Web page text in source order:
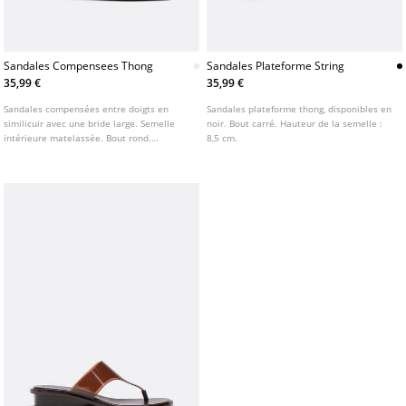
Sandales Compensees Thong
35,99 €
Sandales compensées entre doigts en
similicuir avec une bride large. Semelle
intérieure matelassée. Bout rond.
Sandales Plateforme String
35,99 €
Sandales plateforme thong, disponibles en
noir. Bout carré. Hauteur de la semelle :
8,5 cm.